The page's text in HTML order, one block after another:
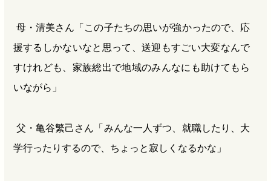
母・清美さん「この子たちの思いが強かったので、応
援するしかないなと思って、送迎もすごい大変なんで
すけれども、家族総出で地域のみんなにも助けてもら
いながら」
父・亀谷繁己さん「みんな一人ずつ、就職したり、大
学行ったりするので、ちょっと寂しくなるかな」